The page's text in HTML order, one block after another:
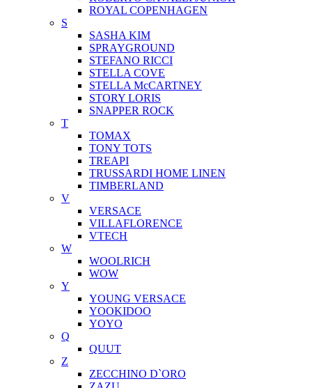
ROYAL COPENHAGEN
S
SASHA KIM
SPRAYGROUND
STEFANO RICCI
STELLA COVE
STELLA McCARTNEY
STORY LORIS
SNAPPER ROCK
T
TOMAX
TONY TOTS
TREAPI
TRUSSARDI HOME LINEN
TIMBERLAND
V
VERSACE
VILLAFLORENCE
VTECH
W
WOOLRICH
WOW
Y
YOUNG VERSACE
YOOKIDOO
YOYO
Q
QUUT
Z
ZECCHINO D`ORO